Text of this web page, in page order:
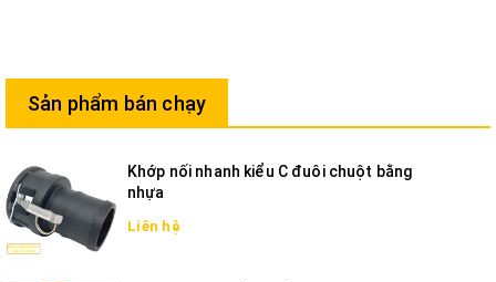
Sản phẩm bán chạy
Khớp nối nhanh kiểu C đuôi chuột bằng
nhựa
Liên hệ